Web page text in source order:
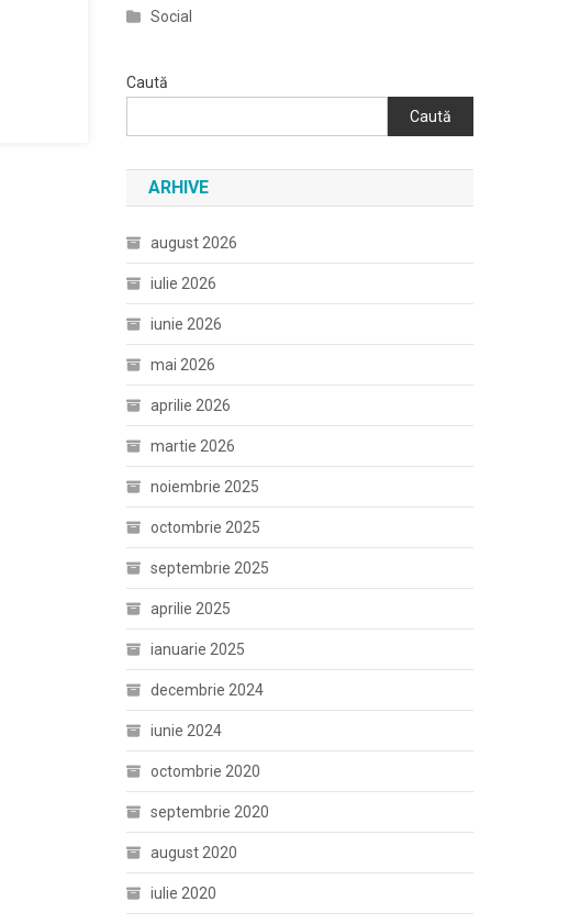
Social
Caută
Caută
ARHIVE
august 2026
iulie 2026
iunie 2026
mai 2026
aprilie 2026
martie 2026
noiembrie 2025
octombrie 2025
septembrie 2025
aprilie 2025
ianuarie 2025
decembrie 2024
iunie 2024
octombrie 2020
septembrie 2020
august 2020
iulie 2020